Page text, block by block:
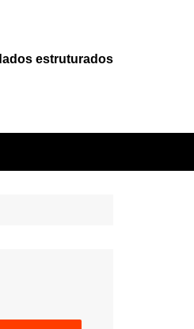
estruturados